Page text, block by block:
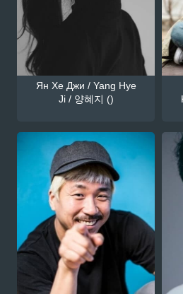
Ян Хе Джи / Yang Hye
Ji / 양혜지 ()